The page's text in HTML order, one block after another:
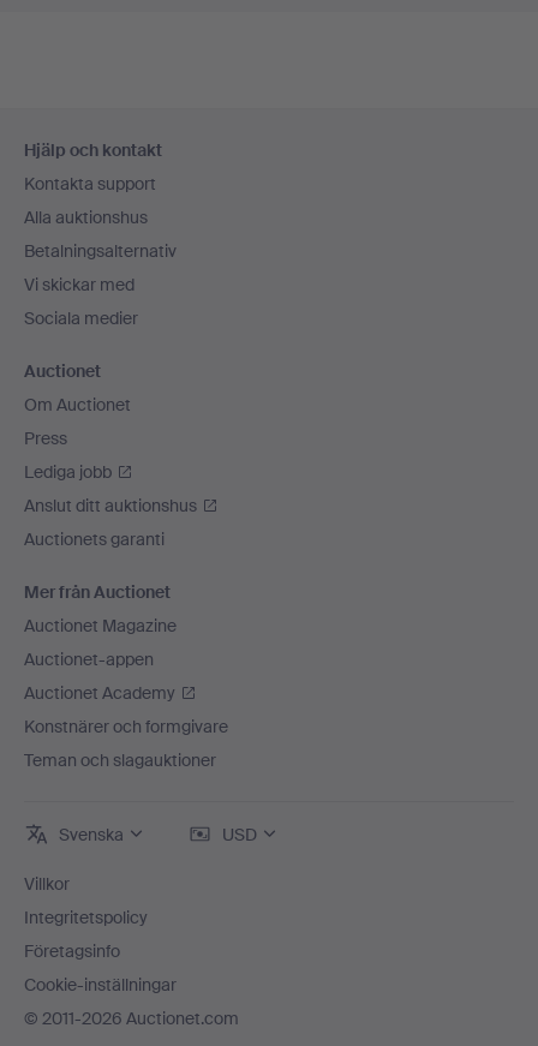
Hjälp och kontakt
Kontakta support
Alla auktionshus
Betalningsalternativ
Vi skickar med
Sociala medier
Auctionet
Om Auctionet
Press
Lediga jobb
Anslut ditt auktionshus
Auctionets garanti
Mer från Auctionet
Auctionet Magazine
Auctionet-appen
Auctionet Academy
Konstnärer och formgivare
Teman och slagauktioner
Svenska USD
Villkor
Integritetspolicy
Företagsinfo
Cookie-inställningar
© 2011-2026 Auctionet.com